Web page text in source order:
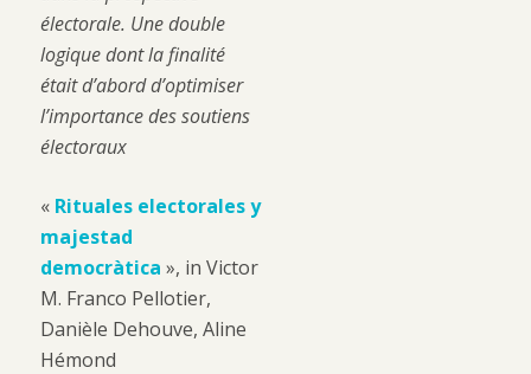
électorale. Une double
logique dont la finalité
était d’abord d’optimiser
l’importance des soutiens
électoraux
« Rituales electorales y
majestad
democràtica », in Victor
M. Franco Pellotier,
Danièle Dehouve, Aline
Hémond